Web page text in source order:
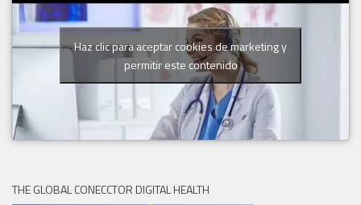
Haz clic para aceptar cookies de marketing y
permitir este contenido
THE GLOBAL CONECCTOR DIGITAL HEALTH